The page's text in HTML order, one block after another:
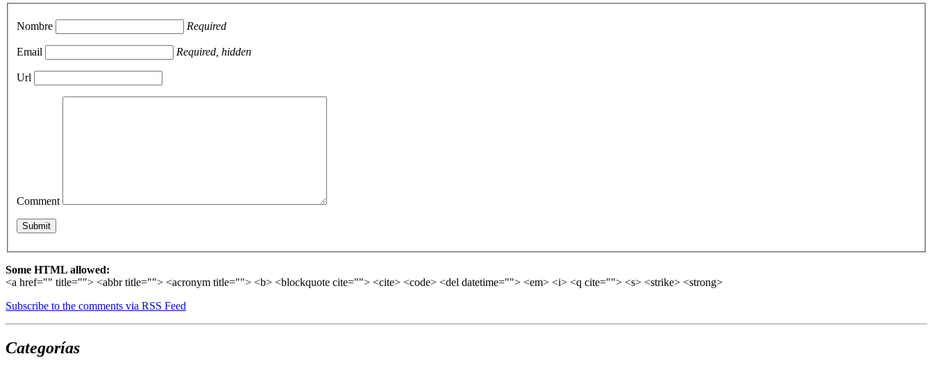
Nombre Required
Email Required, hidden
Url
Comment
Some HTML allowed:
<a href="" title=""> <abbr title=""> <acronym title=""> <b> <blockquote cite=""> <cite> <code> <del datetime=""> <em> <i> <q cite=""> <s> <strike> <strong>
Subscribe to the comments via RSS Feed
Categorías